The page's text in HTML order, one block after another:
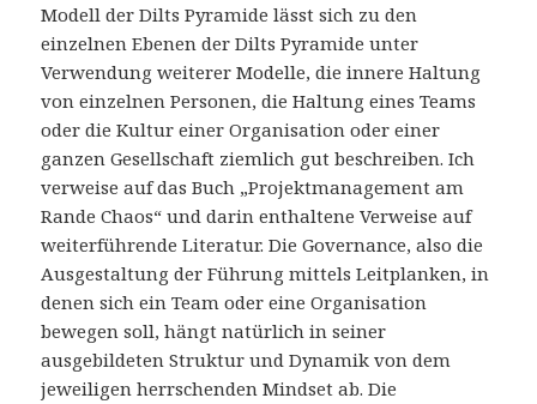
Modell der Dilts Pyramide lässt sich zu den
einzelnen Ebenen der Dilts Pyramide unter
Verwendung weiterer Modelle, die innere Haltung
von einzelnen Personen, die Haltung eines Teams
oder die Kultur einer Organisation oder einer
ganzen Gesellschaft ziemlich gut beschreiben. Ich
verweise auf das Buch „Projektmanagement am
Rande Chaos“ und darin enthaltene Verweise auf
weiterführende Literatur. Die Governance, also die
Ausgestaltung der Führung mittels Leitplanken, in
denen sich ein Team oder eine Organisation
bewegen soll, hängt natürlich in seiner
ausgebildeten Struktur und Dynamik von dem
jeweiligen herrschenden Mindset ab. Die